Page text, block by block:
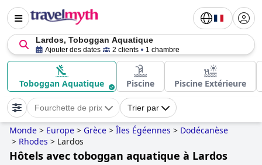
Lardos, Toboggan Aquatique
Ajouter des dates 2 clients 1 chambre
Toboggan Aquatique Piscine Piscine Extérieure
Fourchette de prix Trier par
Monde > Europe > Grèce > Îles Égéennes > Dodécanèse
> Rhodes > Lardos
Hôtels avec toboggan aquatique à Lardos